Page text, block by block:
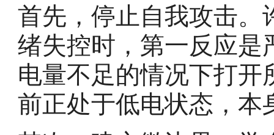
首先，停止自我攻击
绪失控时，第一反应
电量不足的情况下打
前正处于低电状态，